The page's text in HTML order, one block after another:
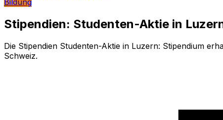
Bildung
Stipendien: Studenten-Aktie in
Die Stipendien Studenten-Aktie in Luzern: Stipendium
Schweiz.